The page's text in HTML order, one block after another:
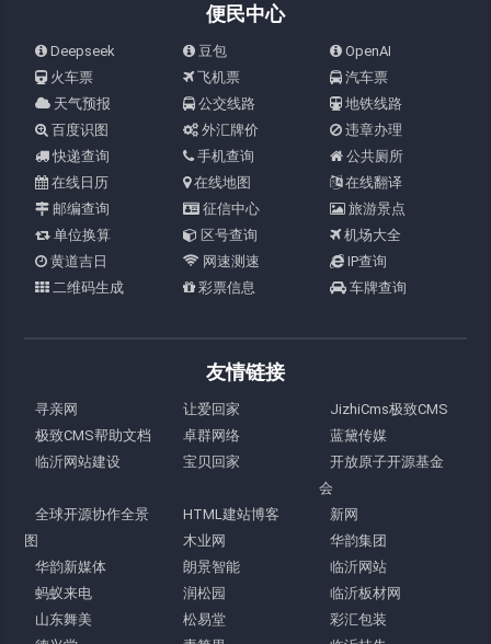
便民中心
Deepseek 豆包
OpenAI
火车票
飞机票
汽车票
天气预报
公交线路
地铁线路
百度识图
外汇牌价
违章办理
快递查询
手机查询
公共厕所
在线日历
在线地图
在线翻译
邮编查询
征信中心
旅游景点
单位换算
区号查询
机场大全
黄道吉日
网速测速
IP查询
二维码生成
彩票信息 车牌查询
友情链接
寻亲网 让爱回家
JizhiCms极致CMS
极致CMS帮助文档
卓群网络
蓝黛传媒
临沂网站建设
宝贝回家
开放原子开源基金
会
全球开源协作全景
图
HTML建站博客
新网
木业网
华韵集团
华韵新媒体
朗景智能
临沂网站
蚂蚁来电
润松园
临沂板材网
山东舞美
松易堂
彩汇包装